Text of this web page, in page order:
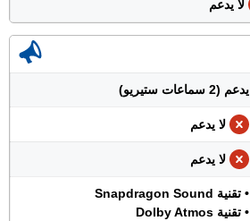
لا يدعم
يدعم (2 سماعات ستيريو)
لا يدعم
لا يدعم
• تقنية Snapdragon Sound
• تقنية Dolby Atmos